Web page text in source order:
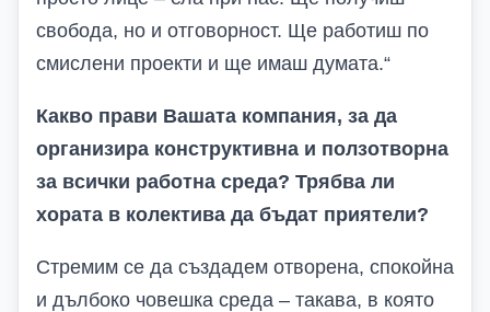
свобода, но и отговорност. Ще работиш по
смислени проекти и ще имаш думата.“
Какво прави Вашата компания, за да
организира конструктивна и ползотворна
за всички работна среда? Трябва ли
хората в колектива да бъдат приятели?
Стремим се да създадем отворена, спокойна
и дълбоко човешка среда – такава, в която